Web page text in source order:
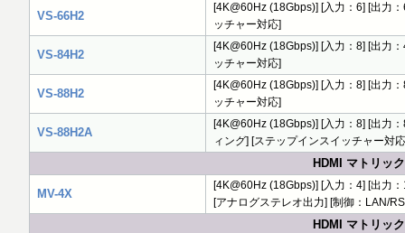
VS-66H2
[4K@60Hz (18Gbps)] [入力：6] [出力
ッチャー対応]
VS-84H2
[4K@60Hz (18Gbps)] [入力：8] [出力
ッチャー対応]
VS-88H2
[4K@60Hz (18Gbps)] [入力：8] [出力
ッチャー対応]
VS-88H2A
[4K@60Hz (18Gbps)] [入力：8] [出力
ィング] [ステップインスイッチャー対
HDMI マトリッ
MV-4X
[4K@60Hz (18Gbps)] [入力：4] [出力
[アナログステレオ出力] [制御：LAN/
HDMI マトリッ